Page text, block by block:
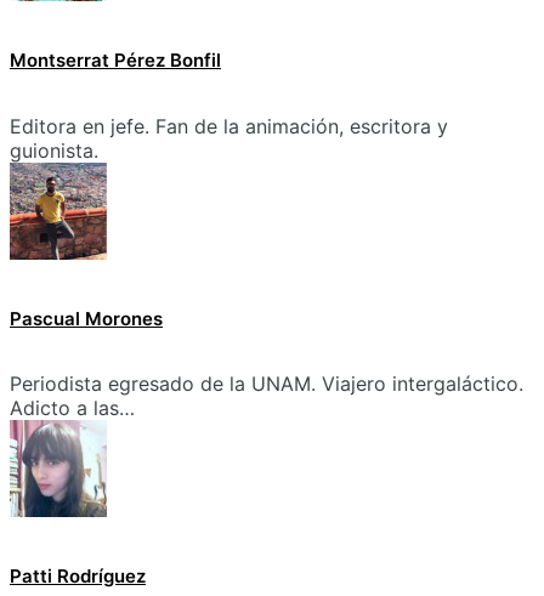
Montserrat Pérez Bonfil
Editora en jefe. Fan de la animación, escritora y
guionista.
Pascual Morones
Periodista egresado de la UNAM. Viajero intergaláctico.
Adicto a las…
Patti Rodríguez